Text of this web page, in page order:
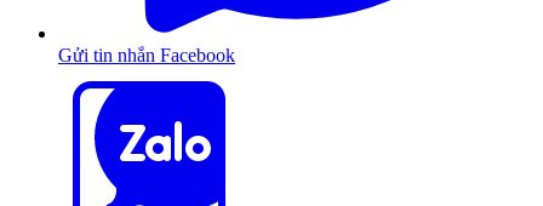
Gửi tin nhắn Facebook